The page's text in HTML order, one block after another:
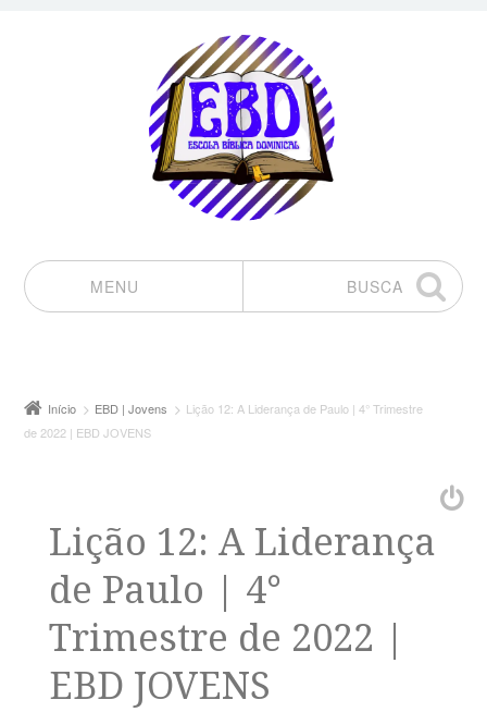
MENU
BUSCA
Início EBD | Jovens
Lição 12: A Liderança de Paulo | 4° Trimestre
de 2022 | EBD JOVENS
Lição 12: A Liderança
de Paulo | 4°
Trimestre de 2022 |
EBD JOVENS